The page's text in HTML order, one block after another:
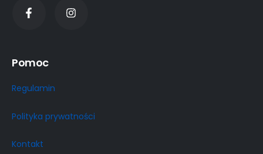
Pomoc
Regulamin
Polityka prywatności
Kontakt